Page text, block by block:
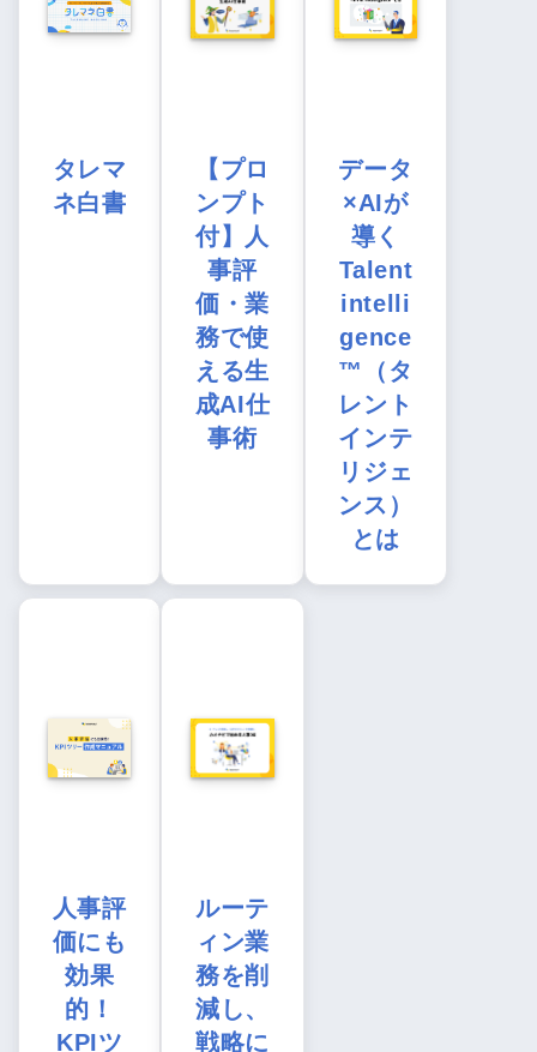
タレマ
ネ白書
【プロ
ンプト
付】人
事評
価・業
務で使
える生
成AI仕
事術
データ
×AIが
導く
Talent
intelli
gence
™（タ
レント
インテ
リジェ
ンス）
とは
人事評
価にも
効果
的！
KPIツ
ルーテ
ィン業
務を削
減し、
戦略に